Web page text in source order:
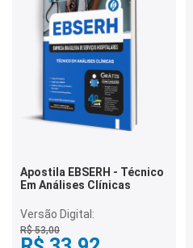
Apostila EBSERH - Técnico
Em Análises Clínicas
Versão Digital:
R$ 53,00